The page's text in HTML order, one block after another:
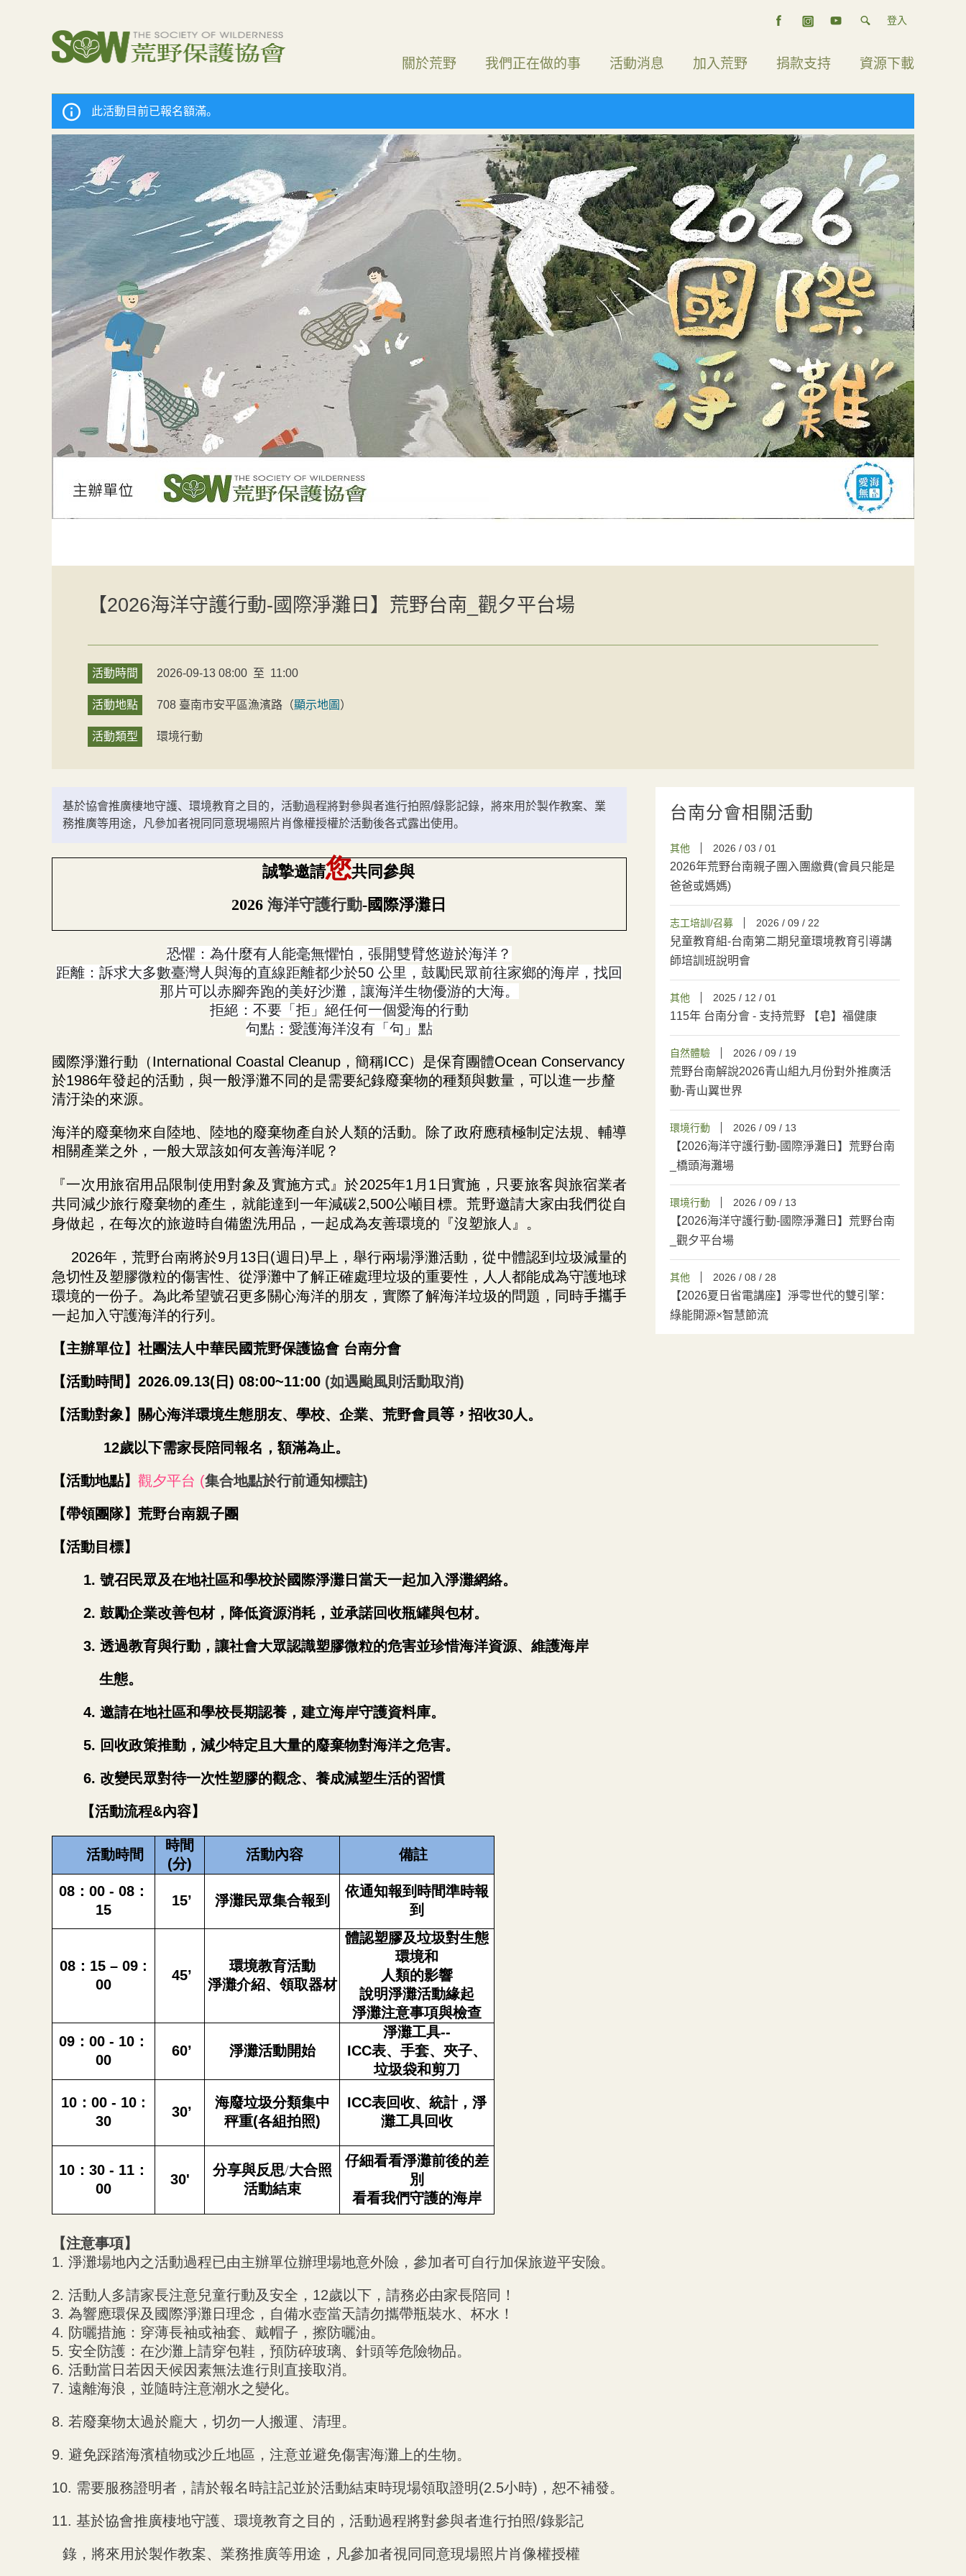
登入
關於荒野 我們正在做的事 活動消息 加入荒野 捐款支持 資源下載
此活動目前已報名額滿。
【2026海洋守護行動-國際淨灘日】荒野台南_觀夕平台場
活動時間 2026-09-13 08:00 至 11:00
活動地點 708 臺南市安平區漁濱路 （顯示地圖 ）
活動類型 環境行動
基於協會推廣棲地守護、環境教育之目的，活動過程將對參與者進行拍照/錄影記錄，將來用於製作教案、業
務推廣等用途，凡參加者視同同意現場照片肖像權授權於活動後各式露出使用。
誠摯邀請您共同參與
2026 海洋守護行動-國際淨灘日
恐懼：為什麼有人能毫無懼怕，張開雙臂悠遊於海洋？
距離：訴求大多數臺灣人與海的直線距離都少於50 公里，鼓勵民眾前往家鄉的海岸，找回
那片可以赤腳奔跑的美好沙灘，讓海洋生物優游的大海。
拒絕：不要「拒」絕任何一個愛海的行動
句點：愛護海洋沒有「句」點
國際淨灘行動（International Coastal Cleanup，簡稱ICC）是保育團體Ocean Conservancy
於1986年發起的活動，與一般淨灘不同的是需要紀錄廢棄物的種類與數量，可以進一步釐
清汙染的來源。
海洋的廢棄物來自陸地、陸地的廢棄物產自於人類的活動。除了政府應積極制定法規、輔導
相關產業之外，一般大眾該如何友善海洋呢？
『一次用旅宿用品限制使用對象及實施方式』於2025年1月1日實施，只要旅客與旅宿業者
共同減少旅行廢棄物的產生，就能達到一年減碳2,500公噸目標。荒野邀請大家由我們從自
身做起，在每次的旅遊時自備盥洗用品，一起成為友善環境的『沒塑旅人』。
2026年，荒野台南將於9月13日(週日)早上，舉行兩場淨灘活動，從中體認到垃圾減量的
急切性及塑膠微粒的傷害性、從淨灘中了解正確處理垃圾的重要性，人人都能成為守護地球
環境的一份子。為此希望號召更多關心海洋的朋友，實際了解海洋垃圾的問題，同時手攜手
一起加入守護海洋的行列。
【主辦單位】社團法人中華民國荒野保護協會 台南分會
【活動時間】2026.09.13(日) 08:00~11:00 (如遇颱風則活動取消)
【活動對象】關心海洋環境生態朋友、學校、企業、荒野會員等， 招收30人。
12歲以下需家長陪同報名，額滿為止。
【活動地點】 觀夕平台 (集合地點於行前通知標註)
【帶領團隊】荒野台南親子團
【活動目標】
1. 號召民眾及在地社區和學校於國際淨灘日當天一起加入淨灘網絡。
2. 鼓勵企業改善包材，降低資源消耗，並承諾回收瓶罐與包材。
3. 透過教育與行動，讓社會大眾認識塑膠微粒的危害並珍惜海洋資源、維護海岸
生態。
4. 邀請在地社區和學校長期認養，建立海岸守護資料庫。
5. 回收政策推動，減少特定且大量的廢棄物對海洋之危害。
6. 改變民眾對待一次性塑膠的觀念、養成減塑生活的習慣
【活動流程&內容】
活動時間
時間
(分)
活動內容 備註
08：00 - 08：
15
15’ 淨灘民眾集合報到
依通知報到時間準時報
到
08 ：15 – 09 :
00
45’
環境教育活動
淨灘介紹、領取器材
體認塑膠及垃圾對生態
環境和
人類的影響
說明淨灘活動緣起
淨灘注意事項與檢查
09：00 - 10：
00
60’ 淨灘活動開始
淨灘工具--
ICC表、手套、夾子、
垃圾袋和剪刀
10 ：00 - 10 :
30
30’
海廢垃圾分類集中
秤重(各組拍照)
ICC表回收、統計，淨
灘工具回收
10：30 - 11：
00
30'
分享與反思/大合照
活動結束
仔細看看淨灘前後的差
別
看看我們守護的海岸
【注意事項】
1. 淨灘場地內之活動過程已由主辦單位辦理場地意外險，參加者可自行加保旅遊平安險。
2. 活動人多請家長注意兒童行動及安全，12歲以下，請務必由家長陪同！
3. 為響應環保及國際淨灘日理念，自備水壺當天請勿攜帶瓶裝水、杯水！
4. 防曬措施：穿薄長袖或袖套、戴帽子，擦防曬油。
5. 安全防護：在沙灘上請穿包鞋，預防碎玻璃、針頭等危險物品。
6. 活動當日若因天候因素無法進行則直接取消。
7. 遠離海浪，並隨時注意潮水之變化。
8. 若廢棄物太過於龐大，切勿一人搬運、清理。
9. 避免踩踏海濱植物或沙丘地區，注意並避免傷害海灘上的生物。
10. 需要服務證明者，請於報名時註記並於活動結束時現場領取證明(2.5小時)，恕不補發。
11. 基於協會推廣棲地守護、環境教育之目的，活動過程將對參與者進行拍照/錄影記
錄，將來用於製作教案、業務推廣等用途，凡參加者視同同意現場照片肖像權授權
台南分會相關活動
其他 2026 / 03 / 01
2026年荒野台南親子團入團繳費(會員只能是
爸爸或媽媽)
志工培訓/召募 2026 / 09 / 22
兒童教育組-台南第二期兒童環境教育引導講
師培訓班說明會
其他 2025 / 12 / 01
115年 台南分會 - 支持荒野 【皂】福健康
自然體驗 2026 / 09 / 19
荒野台南解說2026青山組九月份對外推廣活
動-青山翼世界
環境行動 2026 / 09 / 13
【2026海洋守護行動-國際淨灘日】荒野台南
_橋頭海灘場
環境行動 2026 / 09 / 13
【2026海洋守護行動-國際淨灘日】荒野台南
_觀夕平台場
其他 2026 / 08 / 28
【2026夏日省電講座】淨零世代的雙引擎：
綠能開源×智慧節流